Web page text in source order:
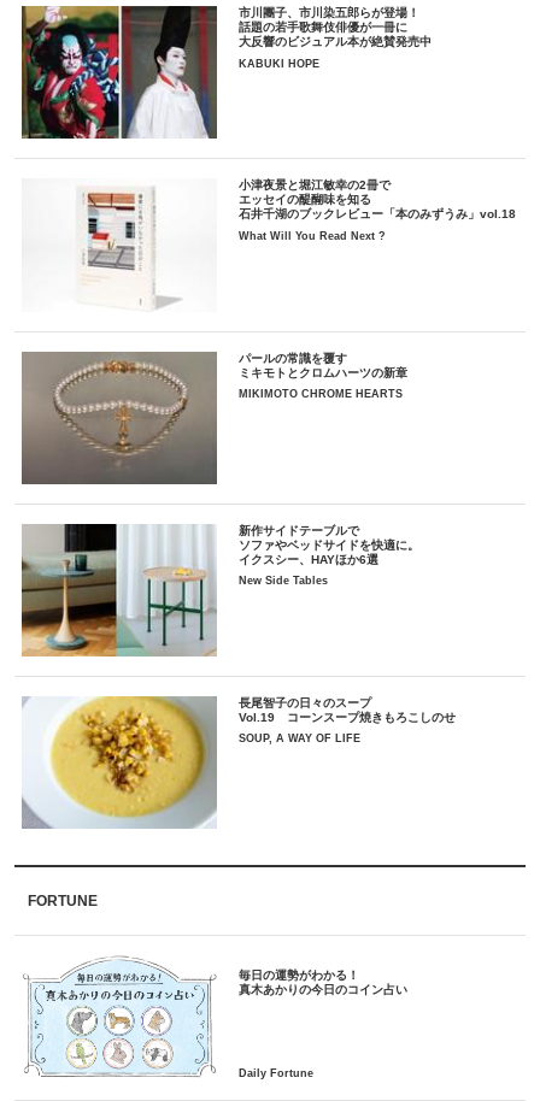
市川團子、市川染五郎らが登場！
話題の若手歌舞伎俳優が一冊に
大反響のビジュアル本が絶賛発売中
KABUKI HOPE
小津夜景と堀江敏幸の2冊で
エッセイの醍醐味を知る
石井千湖のブックレビュー「本のみずうみ」vol.18
What Will You Read Next ?
パールの常識を覆す
ミキモトとクロムハーツの新章
MIKIMOTO CHROME HEARTS
新作サイドテーブルで
ソファやベッドサイドを快適に。
イクスシー、HAYほか6選
New Side Tables
長尾智子の日々のスープ
Vol.19 コーンスープ焼きもろこしのせ
SOUP, A WAY OF LIFE
FORTUNE
毎日の運勢がわかる！